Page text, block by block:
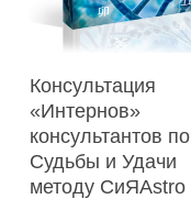
Консультация
«Интернов»
консультантов по
Судьбы и Удачи
методу СиЯAstro